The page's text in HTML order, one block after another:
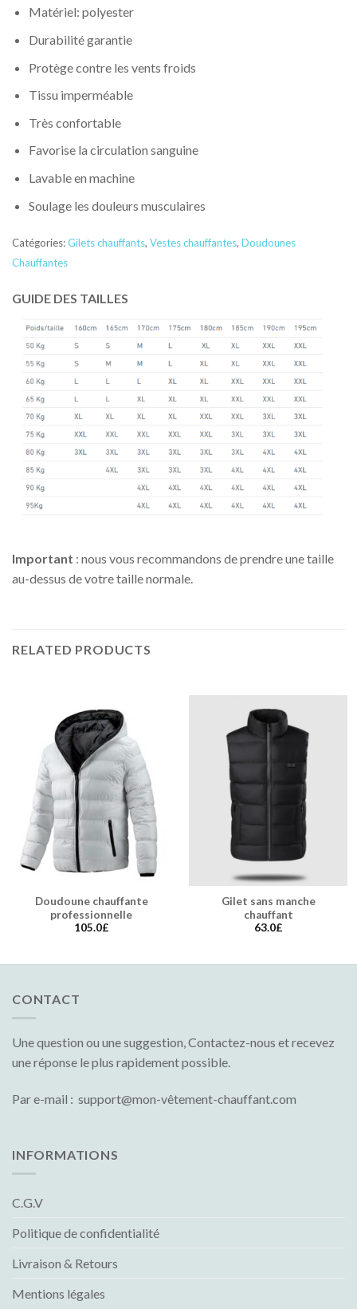
Matériel: polyester
Durabilité garantie
Protège contre les vents froids
Tissu imperméable
Très confortable
Favorise la circulation sanguine
Lavable en machine
Soulage les douleurs musculaires
Catégories:Gilets chauffants, Vestes chauffantes, Doudounes
Chauffantes
GUIDE DES TAILLES
Important : nous vous recommandons de prendre une taille
au-dessus de votre taille normale.
RELATED PRODUCTS
Doudoune chauffante
professionnelle
105.0£
Gilet sans manche
chauffant
63.0£
CONTACT
Une question ou une suggestion, Contactez-nous et recevez
une réponse le plus rapidement possible.
Par e-mail : support@mon-vêtement-chauffant.com
INFORMATIONS
C.G.V
Politique de confidentialité
Livraison & Retours
Mentions légales